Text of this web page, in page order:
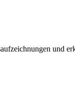
und